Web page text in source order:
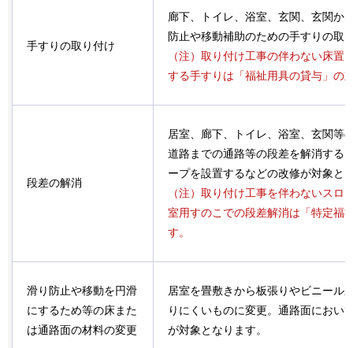
手すりの取り付け
廊下、トイレ、浴室、玄関、玄関か
防止や移動補助のための手すりの取
（注）取り付け工事の伴わない床置
する手すりは「福祉用具の貸与」の
段差の解消
居室、廊下、トイレ、浴室、玄関等
道路までの通路等の段差を解消する
ープを設置するなどの改修が対象と
（注）取り付け工事を伴わないスロ
室用すのこでの段差解消は「特定福
す。
滑り防止や移動を円滑
にするため等の床また
は通路面の材料の変更
居室を畳敷きから板張りやビニール
りにくいものに変更。通路面におい
が対象となります。